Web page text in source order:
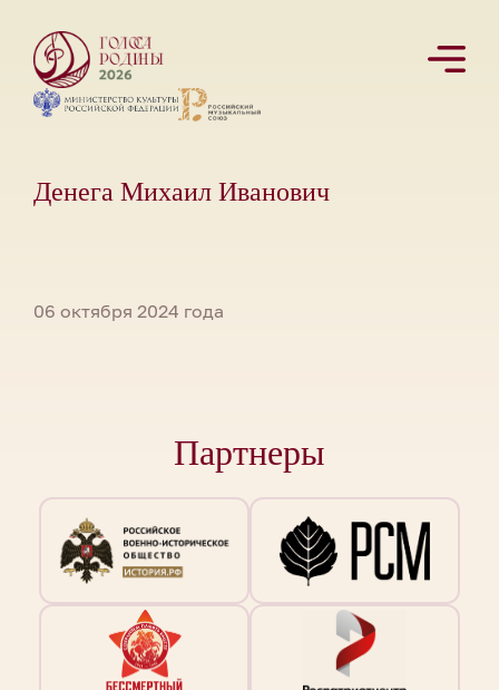
Денега Михаил Иванович
06 октября 2024 года
Партнеры